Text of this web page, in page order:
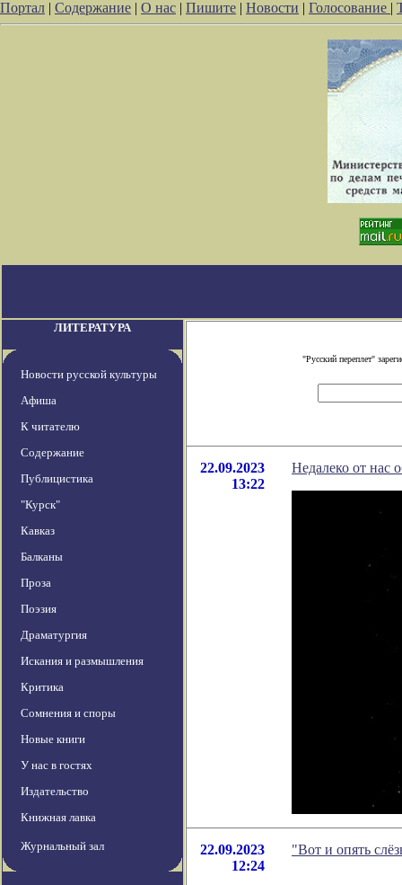
Портал | Содержание | О нас | Пишите | Новости | Голосование |
ЛИТЕРАТУРА
Новости русской культуры
Афиша
К читателю
Содержание
Публицистика
"Курск"
Кавказ
Балканы
Проза
Поэзия
Драматургия
Искания и размышления
Критика
Сомнения и споры
Новые книги
У нас в гостях
Издательство
Книжная лавка
Журнальный зал
"Русский переплет"
22.09.2023
13:22
Недалеко от нас
22.09.2023
12:24
"Вот и опять